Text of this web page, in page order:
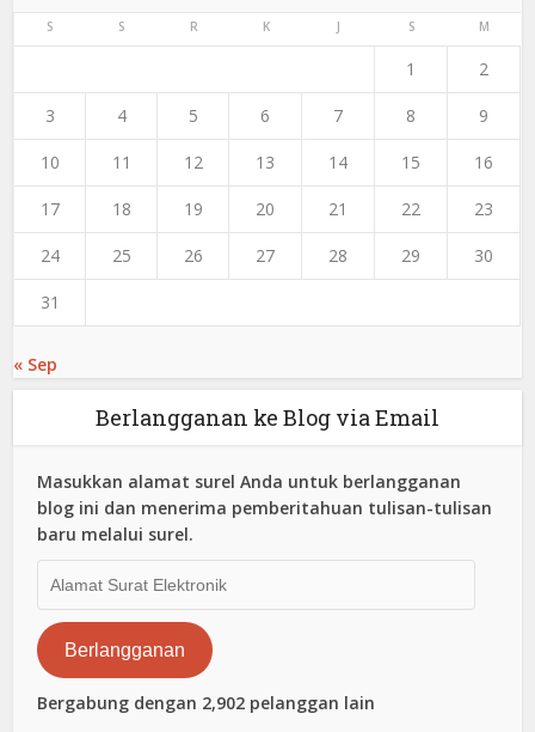
S S R K J S M
1 2
3 4 5 6 7 8 9
10 11 12 13 14 15 16
17 18 19 20 21 22 23
24 25 26 27 28 29 30
31
« Sep
Berlangganan ke Blog via Email
Masukkan alamat surel Anda untuk berlangganan
blog ini dan menerima pemberitahuan tulisan-tulisan
baru melalui surel.
Surat
Elektronik
Berlangganan
Bergabung dengan 2,902 pelanggan lain